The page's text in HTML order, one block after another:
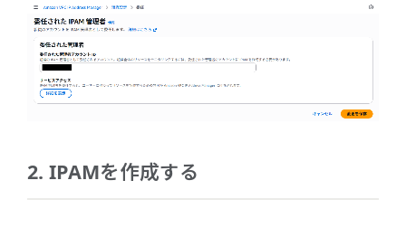
2. IPAMを作成する